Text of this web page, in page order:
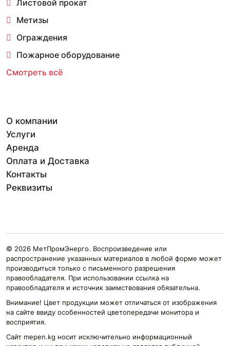
Листовой прокат
Метизы
Ограждения
Пожарное оборудование
Смотреть всё
О компании
Услуги
Аренда
Оплата и Доставка
Контакты
Реквизиты
© 2026 МетПромЭнерго. Воспроизведение или
распространение указанных материалов в любой форме может
производиться только с письменного разрешения
правообладателя. При использовании ссылка на
правообладателя и источник заимствования обязательна.
Внимание! Цвет продукции может отличаться от изображения
на сайте ввиду особенностей цветопередачи монитора и
восприятия.
Сайт mepen.kg носит исключительно информационный